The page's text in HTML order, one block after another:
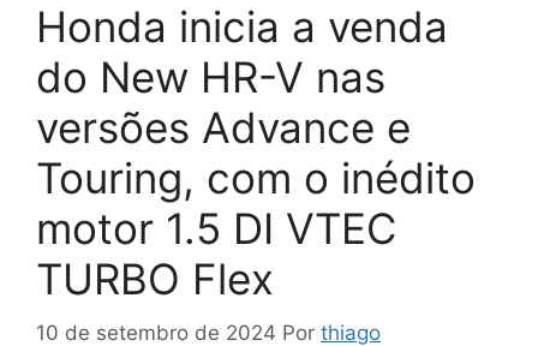
Honda inicia a venda
do New HR-V nas
versões Advance e
Touring, com o inédito
motor 1.5 DI VTEC
TURBO Flex
10 de setembro de 2024 Por thiago